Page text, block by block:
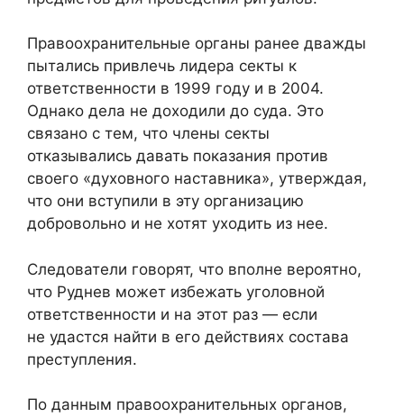
Правоохранительные органы ранее дважды
пытались привлечь лидера секты к
ответственности в 1999 году и в 2004.
Однако дела не доходили до суда. Это
связано с тем, что члены секты
отказывались давать показания против
своего «духовного наставника», утверждая,
что они вступили в эту организацию
добровольно и не хотят уходить из нее.
Следователи говорят, что вполне вероятно,
что Руднев может избежать уголовной
ответственности и на этот раз — если
не удастся найти в его действиях состава
преступления.
По данным правоохранительных органов,